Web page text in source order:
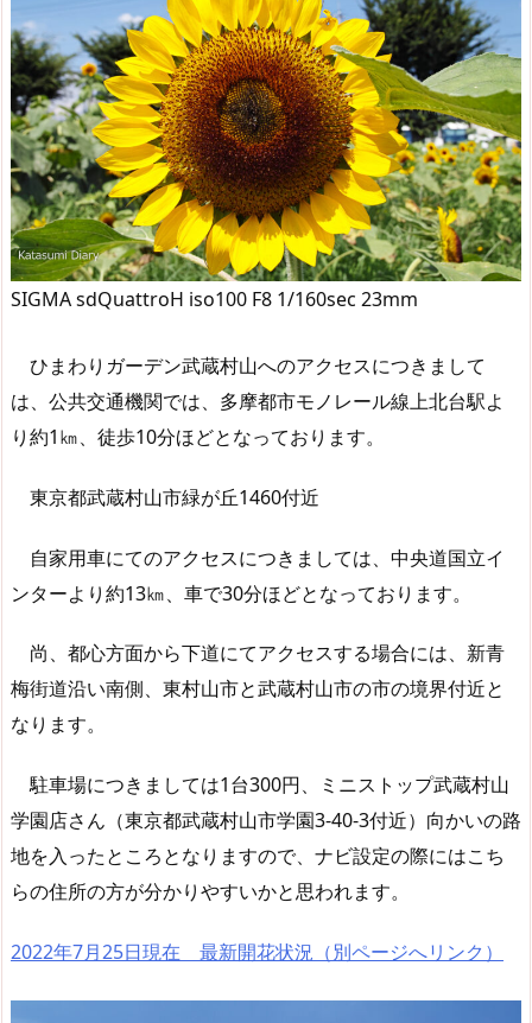
SIGMA sdQuattroH iso100 F8 1/160sec 23mm
ひまわりガーデン武蔵村山へのアクセスにつきまして
は、公共交通機関では、多摩都市モノレール線上北台駅よ
り約1㎞、徒歩10分ほどとなっております。
東京都武蔵村山市緑が丘1460付近
自家用車にてのアクセスにつきましては、中央道国立イ
ンターより約13㎞、車で30分ほどとなっております。
尚、都心方面から下道にてアクセスする場合には、新青
梅街道沿い南側、東村山市と武蔵村山市の市の境界付近と
なります。
駐車場につきましては1台300円、ミニストップ武蔵村山
学園店さん（東京都武蔵村山市学園3-40-3付近）向かいの路
地を入ったところとなりますので、ナビ設定の際にはこち
らの住所の方が分かりやすいかと思われます。
2022年7月25日現在 最新開花状況（別ページへリンク）